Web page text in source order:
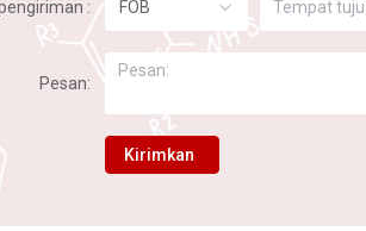
: FOB
Pesan:
Kirimkan